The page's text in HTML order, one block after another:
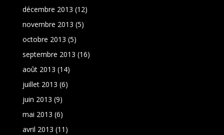
décembre 2013 (12)
novembre 2013 (5)
octobre 2013 (5)
septembre 2013 (16)
août 2013 (14)
juillet 2013 (6)
juin 2013 (9)
mai 2013 (6)
avril 2013 (11)